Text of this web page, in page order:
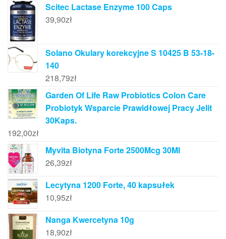
Scitec Lactase Enzyme 100 Caps
39,90zł
Solano Okulary korekcyjne S 10425 B 53-18-
140
218,79zł
Garden Of Life Raw Probiotics Colon Care
Probiotyk Wsparcie Prawidłowej Pracy Jelit
30Kaps.
192,00zł
Myvita Biotyna Forte 2500Mcg 30Ml
26,39zł
Lecytyna 1200 Forte, 40 kapsułek
10,95zł
Nanga Kwercetyna 10g
18,90zł